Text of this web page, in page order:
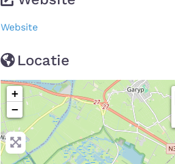
Website
Locatie
+
−